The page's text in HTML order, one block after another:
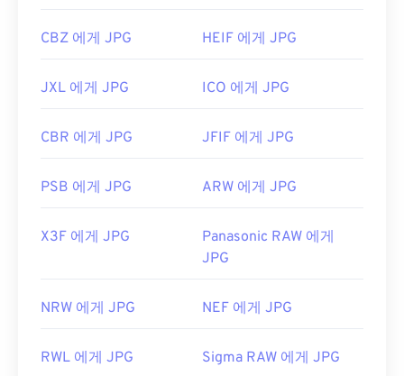
CBZ 에게 JPG HEIF 에게 JPG
JXL 에게 JPG ICO 에게 JPG
CBR 에게 JPG JFIF 에게 JPG
PSB 에게 JPG ARW 에게 JPG
X3F 에게 JPG
Panasonic RAW 에게
JPG
NRW 에게 JPG NEF 에게 JPG
RWL 에게 JPG Sigma RAW 에게 JPG